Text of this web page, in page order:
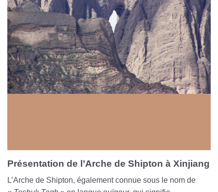
Présentation de l’Arche de Shipton à Xinjiang
L’Arche de Shipton, également connue sous le nom de